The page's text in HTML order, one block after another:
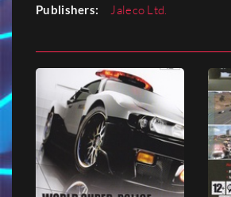
Publishers: Jaleco Ltd.